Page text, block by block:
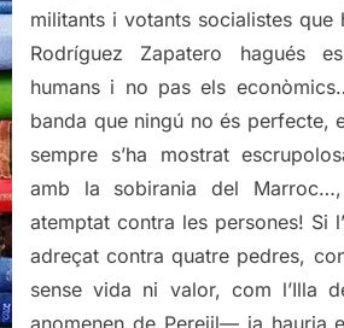
militants i votants socialistes que
Rodríguez Zapatero hagués
humans i no pas els
banda que ningú no és perfecte,
sempre s’ha mostrat
amb la sobirania del
atemptat contra les persones! Si
adreçat contra quatre pedres,
sense vida ni valor, com l’Illa